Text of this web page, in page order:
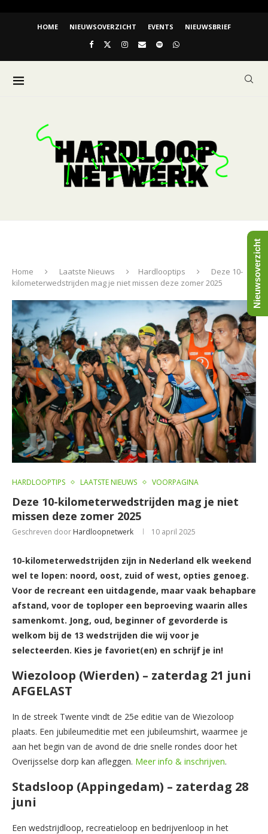
HOME NIEUWSOVERZICHT EVENTS NIEUWSBRIEF
Home Laatste Nieuws Hardlooptips
Deze 10-
kilometerwedstrijden mag je niet missen deze zomer 2025
HARDLOOPTIPS LAATSTE NIEUWS VOORPAGINA
Deze 10-kilometerwedstrijden mag je niet
missen deze zomer 2025
Geschreven door Hardloopnetwerk 10 april 2025
10-kilometerwedstrijden zijn in Nederland elk weekend
wel te lopen: noord, oost, zuid of west, opties genoeg.
Voor de recreant een uitdagende, maar vaak behapbare
afstand, voor de toploper een beproeving waarin alles
samenkomt. Jong, oud, beginner of gevorderde is
welkom bij de 13 wedstrijden die wij voor je
selecteerden. Kies je favoriet(en) en schrijf je in!
Wiezoloop (Wierden) – zaterdag 21 juni
AFGELAST
In de streek Twente vindt de 25e editie van de Wiezoloop
plaats. Een jubileumeditie met een jubileumshirt, waarmee je
aan het begin van de avond de drie snelle rondes door het
Overijsselse dorp kan afleggen. Meer info & inschrijven.
Stadsloop (Appingedam) – zaterdag 28
juni
Een wedstrijdloop, recreatieloop en bedrijvenloop in het
Nieuwsoverzicht